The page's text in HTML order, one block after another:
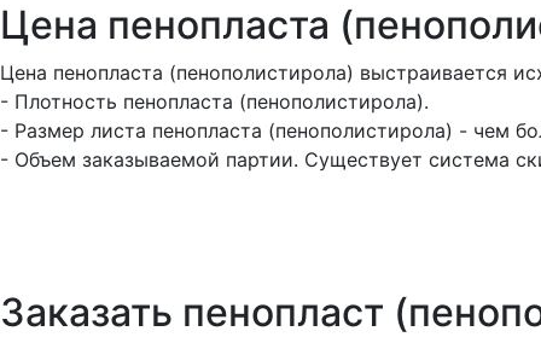
Цена пенопласта
Цена пенопласта (пенополистирола) выстраивается
- Плотность пенопласта (пенополистирола).
- Размер листа пенопласта (пенополистирола) - чем
- Объем заказываемой партии. Существует система
Заказать пенопласт